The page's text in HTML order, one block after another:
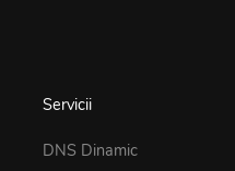
Servicii
DNS Dinamic